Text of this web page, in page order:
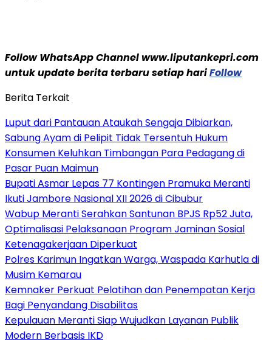
Follow WhatsApp Channel www.liputankepri.com
untuk update berita terbaru setiap hariFollow
Berita Terkait
Luput dari Pantauan Ataukah Sengaja Dibiarkan,
Sabung Ayam di Pelipit Tidak Tersentuh Hukum
Konsumen Keluhkan Timbangan Para Pedagang di
Pasar Puan Maimun
Bupati Asmar Lepas 77 Kontingen Pramuka Meranti
Ikuti Jambore Nasional XII 2026 di Cibubur
Wabup Meranti Serahkan Santunan BPJS Rp52 Juta,
Optimalisasi Pelaksanaan Program Jaminan Sosial
Ketenagakerjaan Diperkuat
Polres Karimun Ingatkan Warga, Waspada Karhutla di
Musim Kemarau
Kemnaker Perkuat Pelatihan dan Penempatan Kerja
Bagi Penyandang Disabilitas
Kepulauan Meranti Siap Wujudkan Layanan Publik
Modern Berbasis IKD